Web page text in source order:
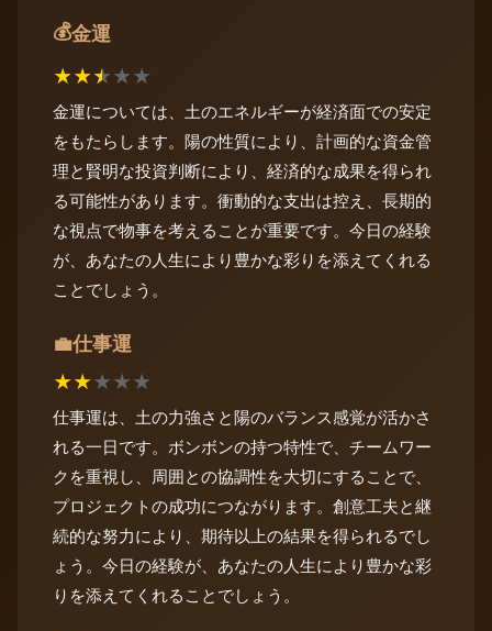
💰金運
★★★★★
金運については、土のエネルギーが経済面での安定
をもたらします。陽の性質により、計画的な資金管
理と賢明な投資判断により、経済的な成果を得られ
る可能性があります。衝動的な支出は控え、長期的
な視点で物事を考えることが重要です。今日の経験
が、あなたの人生により豊かな彩りを添えてくれる
ことでしょう。
💼仕事運
★★★★★
仕事運は、土の力強さと陽のバランス感覚が活かさ
れる一日です。ボンボンの持つ特性で、チームワー
クを重視し、周囲との協調性を大切にすることで、
プロジェクトの成功につながります。創意工夫と継
続的な努力により、期待以上の結果を得られるでし
ょう。今日の経験が、あなたの人生により豊かな彩
りを添えてくれることでしょう。